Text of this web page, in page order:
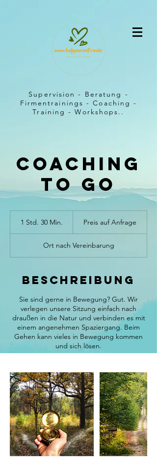
Supervision - Beratung -
Firmentrainings - Coaching -
Training - Workshops..
Coaching
to go
1 Std. 30 Min.
t
d
0
n
AnfragePreis auf Anfrage
Ort nach Vereinbarung
Beschreibung
Sie sind gerne in Bewegung? Gut. Wir
verlegen unsere Sitzung einfach nach
draußen in die Natur und verbinden es mit
einem angenehmen Spaziergang. Beim
Gehen kann vieles in Bewegung kommen
und sich lösen.